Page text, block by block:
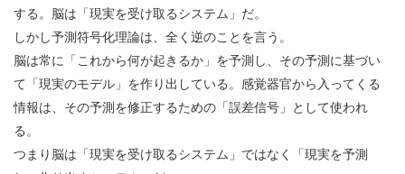
する。脳は「現実を受け取るシステム」だ。
しかし予測符号化理論は、全く逆のことを言う。
脳は常に「これから何が起きるか」を予測し、その予測に基づい
て「現実のモデル」を作り出している。感覚器官から入ってくる
情報は、その予測を修正するための「誤差信号」として使われ
る。
つまり脳は「現実を受け取るシステム」ではなく「現実を予測